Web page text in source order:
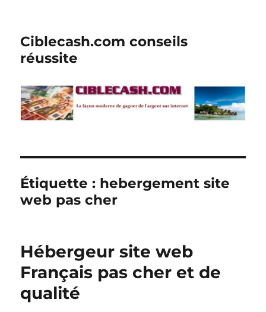
Ciblecash.com conseils
réussite
Étiquette : hebergement site
web pas cher
Hébergeur site web
Français pas cher et de
qualité